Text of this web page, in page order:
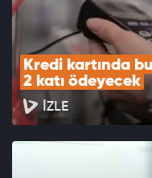
Kredi kartında
2 katı ödeyecek
İZLE